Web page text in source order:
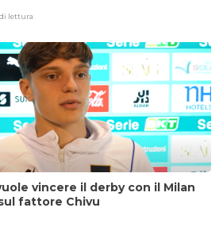
lettura
vincere il derby con il Milan
fattore Chivu